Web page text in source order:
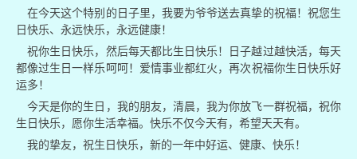
在今天这个特别的日子里，我要为爷爷送去真挚的祝福！祝您生
日快乐、永远快乐，永远健康！
祝你生日快乐，然后每天都比生日快乐！日子越过越快活，每天
都像过生日一样乐呵呵！爱情事业都红火，再次祝福你生日快乐好
运多！
今天是你的生日，我的朋友，清晨，我为你放飞一群祝福，祝你
生日快乐，愿你生活幸福。快乐不仅今天有，希望天天有。
我的挚友，祝生日快乐，新的一年中好运、健康、快乐！